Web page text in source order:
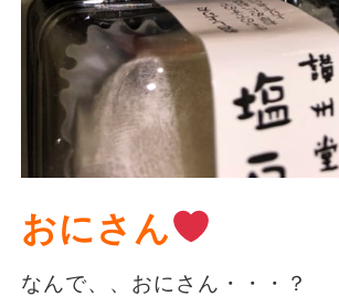
おにさん
なんで、、おにさん・・・？